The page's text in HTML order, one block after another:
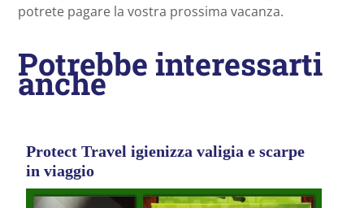
potrete pagare la vostra prossima vacanza.
Potrebbe interessarti
anche
Protect Travel igienizza valigia e scarpe
in viaggio